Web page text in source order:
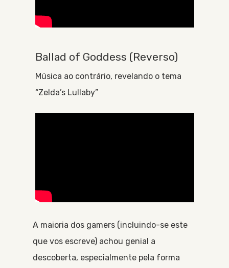
Ballad of Goddess (Reverso)
Música ao contrário, revelando o tema
“Zelda’s Lullaby”
A maioria dos gamers (incluindo-se este
que vos escreve) achou genial a
descoberta, especialmente pela forma